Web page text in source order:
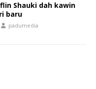
Shauki dah kawin
baru
padumedia